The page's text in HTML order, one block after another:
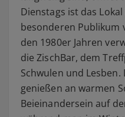
Dienstags ist das
besonderen Publikum
den 1980er Jahren
die ZischBar, dem
Schwulen und
genießen an warmen
Beieinandersein auf